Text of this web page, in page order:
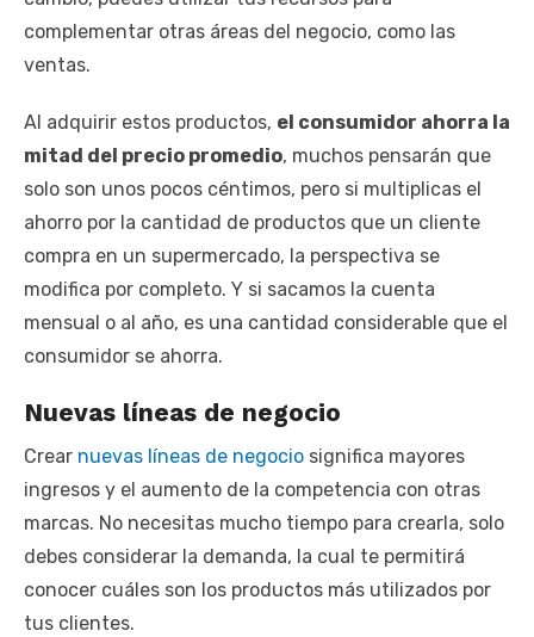
complementar otras áreas del negocio, como las
ventas.
Al adquirir estos productos, el consumidor ahorra la
mitad del precio promedio, muchos pensarán que
solo son unos pocos céntimos, pero si multiplicas el
ahorro por la cantidad de productos que un cliente
compra en un supermercado, la perspectiva se
modifica por completo. Y si sacamos la cuenta
mensual o al año, es una cantidad considerable que el
consumidor se ahorra.
Nuevas líneas de negocio
Crear nuevas líneas de negocio significa mayores
ingresos y el aumento de la competencia con otras
marcas. No necesitas mucho tiempo para crearla, solo
debes considerar la demanda, la cual te permitirá
conocer cuáles son los productos más utilizados por
tus clientes.